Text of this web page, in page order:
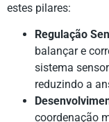
estes pilares:
Regulação
balançar e
sistema
reduzindo a
coordenação